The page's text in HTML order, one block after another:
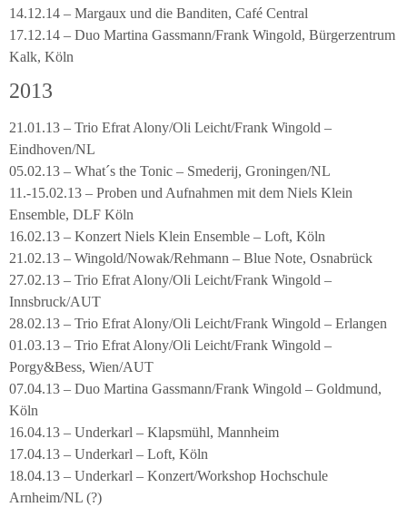
14.12.14 – Margaux und die Banditen, Café Central
17.12.14 – Duo Martina Gassmann/Frank Wingold, Bürgerzentrum
Kalk, Köln
2013
21.01.13 – Trio Efrat Alony/Oli Leicht/Frank Wingold –
Eindhoven/NL
05.02.13 – What´s the Tonic – Smederij, Groningen/NL
11.-15.02.13 – Proben und Aufnahmen mit dem Niels Klein
Ensemble, DLF Köln
16.02.13 – Konzert Niels Klein Ensemble – Loft, Köln
21.02.13 – Wingold/Nowak/Rehmann – Blue Note, Osnabrück
27.02.13 – Trio Efrat Alony/Oli Leicht/Frank Wingold –
Innsbruck/AUT
28.02.13 – Trio Efrat Alony/Oli Leicht/Frank Wingold – Erlangen
01.03.13 – Trio Efrat Alony/Oli Leicht/Frank Wingold –
Porgy&Bess, Wien/AUT
07.04.13 – Duo Martina Gassmann/Frank Wingold – Goldmund,
Köln
16.04.13 – Underkarl – Klapsmühl, Mannheim
17.04.13 – Underkarl – Loft, Köln
18.04.13 – Underkarl – Konzert/Workshop Hochschule
Arnheim/NL (?)